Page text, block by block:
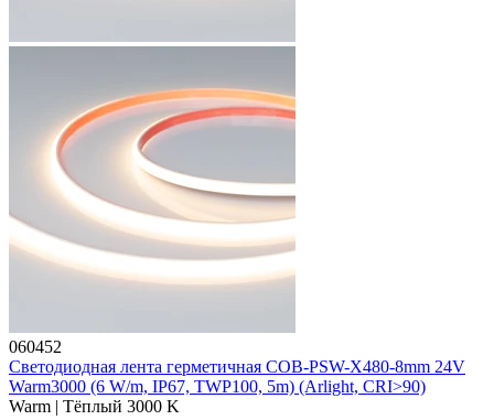
060452
Светодиодная лента герметичная COB-PSW-X480-8mm 24V
Warm3000 (6 W/m, IP67, TWP100, 5m) (Arlight, CRI>90)
Warm | Тёплый 3000 K